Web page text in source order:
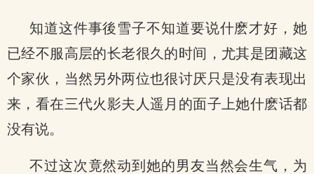
知道这件事後雪子不知道要说什麽才好，她
已经不服高层的长老很久的时间，尤其是团藏这
个家伙，当然另外两位也很讨厌只是没有表现出
来，看在三代火影夫人遥月的面子上她什麽话都
没有说。
不过这次竟然动到她的男友当然会生气，为